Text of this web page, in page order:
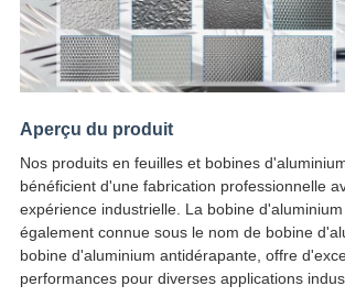
Aperçu du produit
Nos produits en feuilles et bobines
bénéficient d'une fabrication professionnelle
expérience industrielle. La bobine d'aluminium
également connue sous le nom de bobine
bobine d'aluminium antidérapante, offre
performances pour diverses applications